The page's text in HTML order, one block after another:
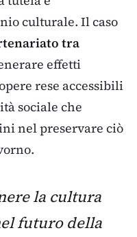
culturale. Il caso
tra
effetti
rese accessibili
sociale che
nel preservare ciò
la cultura
futuro della